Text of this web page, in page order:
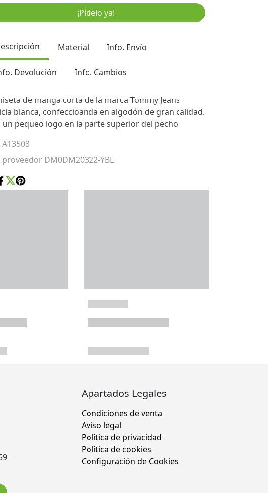
¡Pídelo ya!
Material Info. Envío
Devolución Info. Cambios
de manga corta de la marca Tommy Jeans
blanca, confeccioanda en algodón de gran calidad.
un pequeo logo en la parte superior del pecho.
A13503
proveedor DM0DM20322-YBL
Apartados Legales
Condiciones de venta
Aviso legal
Política de privacidad
Política de cookies
Configuración de Cookies